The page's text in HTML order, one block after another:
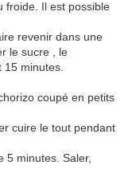
froide. Il est possible
revenir dans une
le sucre , le
minutes.
coupé en petits
cuire le tout pendant
5 minutes. Saler,